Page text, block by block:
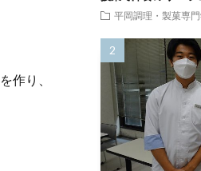
を作り、
平岡調理・製菓専